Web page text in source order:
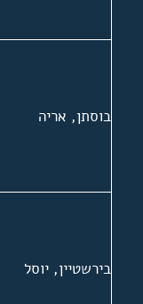
בוסתן, אריה
בירשטיין, יוסל